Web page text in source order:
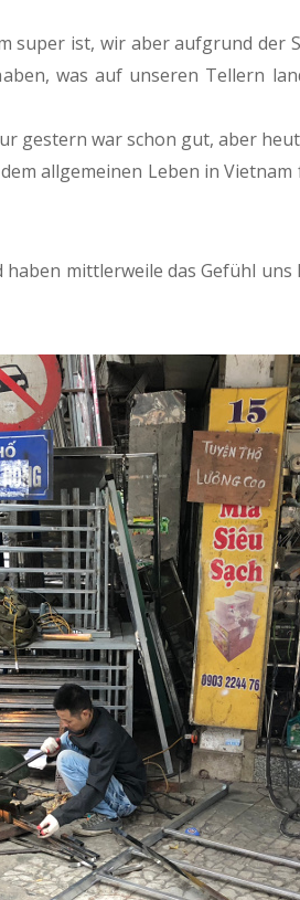
super ist, wir aber aufgrund der
was auf unseren Tellern
gestern war schon gut, aber
allgemeinen Leben in
mittlerweile das Gefühl